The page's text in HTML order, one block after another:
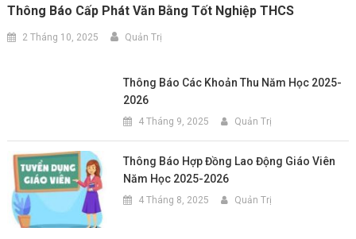
Thông Báo Cấp Phát Văn Bằng Tốt Nghiệp THCS
2 Tháng 10, 2025 Quản Trị
Thông Báo Các Khoản Thu Năm Học 2025-
2026
4 Tháng 9, 2025 Quản Trị
Thông Báo Hợp Đồng Lao Động Giáo Viên
Năm Học 2025-2026
4 Tháng 8, 2025 Quản Trị